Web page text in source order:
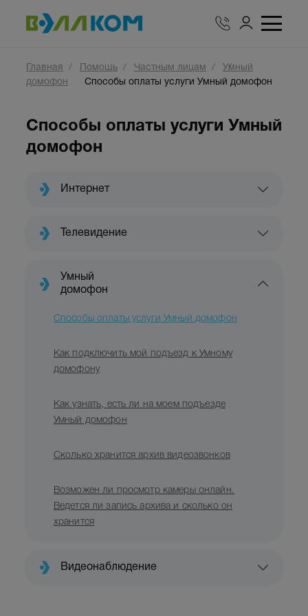
Главная Помощь Частным лицам
Умный
домофон
Способы оплаты услуги Умный домофон
Способы оплаты услуги Умный
домофон
Интернет
Телевидение
Умный
домофон
Способы оплаты услуги Умный домофон
Как подключить мой подъезд к Умному
домофону
Как узнать, есть ли на моем подъезде
Умный домофон
Сколько хранится архив видеозвонков
Возможен ли просмотр камеры онлайн.
Ведется ли запись архива и сколько он
хранится
Видеонаблюдение